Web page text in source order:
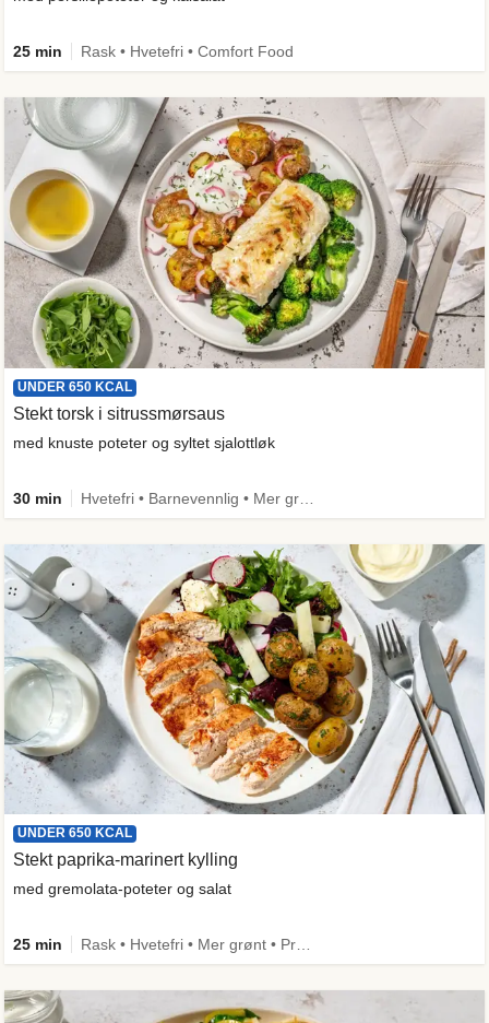
25 min Rask • Hvetefri • Comfort Food
UNDER 650 KCAL
Stekt torsk i sitrussmørsaus
med knuste poteter og syltet sjalottløk
30 min
UNDER 650 KCAL
Stekt paprika-marinert kylling
med gremolata-poteter og salat
25 min